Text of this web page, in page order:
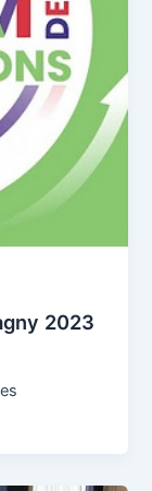
2023